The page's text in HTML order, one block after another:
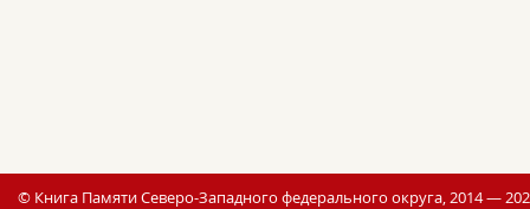
© Книга Памяти Северо-Западного федерального округа, 2014 —